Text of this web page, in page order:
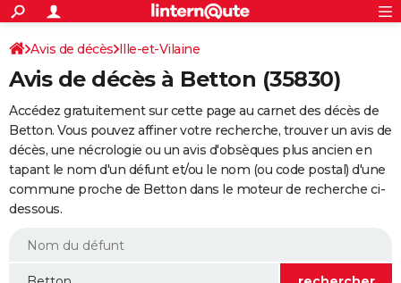
ACTUALITÉS
Politique
Société
Faits Divers
Education
Monde
Villes
+
SPORT
Coupe du monde 2026
Football
Tennis
Cyclisme
Rugby
Forum
Programme TV
TNT
Streaming
Cinéma
Sorties cinéma
Musique
+
FINANCE
Retraite
Epargne
Immobilier
Risques naturels par ville
Assurance
AUTO
Essais
Réserver un essai
Citadines
Berlines
SUV
Forum auto
+
HIGH-TECH
BRICOLAGE
WEEK-END
S'inscrire
Connexion
Avis de décès Ille-et-Vilaine
Avis de décès à Betton (35830)
Accédez gratuitement sur cette page au carnet des décès de
Betton. Vous pouvez affiner votre recherche, trouver un avis de
décès, une nécrologie ou un avis d'obsèques plus ancien en
tapant le nom d'un défunt et/ou le nom (ou code postal) d'une
commune proche de Betton dans le moteur de recherche ci-
dessous.